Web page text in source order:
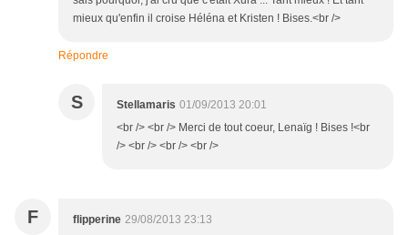
mieux qu'enfin il croise Héléna et Kristen ! Bises.<br />
Répondre
S Stellamaris 01/09/2013 20:01
<br /> <br /> Merci de tout coeur, Lenaïg ! Bises !<br
/> <br /> <br /> <br />
F flipperine 29/08/2013 23:13